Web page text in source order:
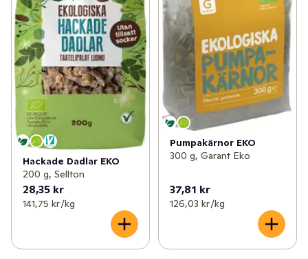
Hackade Dadlar EKO
200 g, Sellton
28,35 kr
141,75 kr /kg
Pumpakärnor EKO
300 g, Garant Eko
37,81 kr
126,03 kr /kg